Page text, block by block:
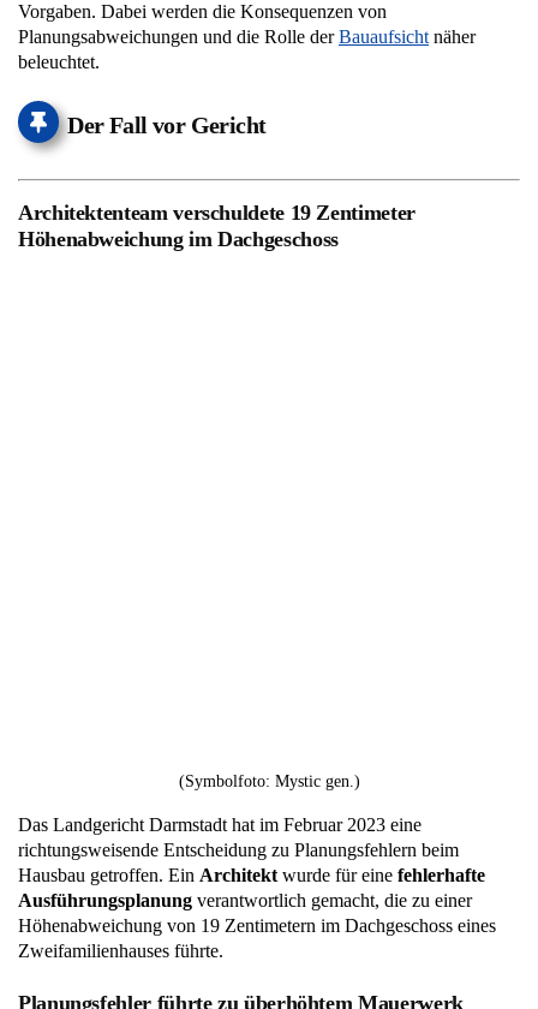
Vorgaben. Dabei werden die Konsequenzen von
Planungsabweichungen und die Rolle derBauaufsicht näher
beleuchtet.
Der Fall vor Gericht
Architektenteam verschuldete 19 Zentimeter
Höhenabweichung im Dachgeschoss
(Symbolfoto: Mystic gen.)
Das Landgericht Darmstadt hat im Februar 2023 eine
richtungsweisende Entscheidung zu Planungsfehlern beim
Hausbau getroffen. Ein Architekt wurde für eine fehlerhafte
Ausführungsplanung verantwortlich gemacht, die zu einer
Höhenabweichung von 19 Zentimetern im Dachgeschoss eines
Zweifamilienhauses führte.
Planungsfehler führte zu überhöhtem Mauerwerk